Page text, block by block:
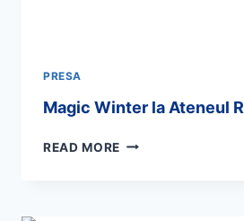
PRESA
Magic Winter la Ateneul
READ MORE